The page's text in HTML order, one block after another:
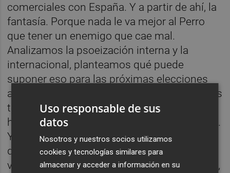
comerciales con España. Y a partir de ahí, la
fantasía. Porque nada le va mejor al Perro
que tener un enemigo que cae mal.
Analizamos la psoeización interna y la
internacional, planteamos qué puede
suponer eso para las próximas elecciones
autonómicas de Castilla y León (otro de esos
temas en los que somos especialistas),
hablamos del éxito de VOX en las encuestas.
Y lanzamos una advertencia para aquellos
que están siendo psoeizados por primera
vez: la clave de este proceso es que siempre,
Uso responsable de sus
datos
Nosotros y nuestros socios utilizamos
cookies y tecnologías similares para
almacenar y acceder a información en su